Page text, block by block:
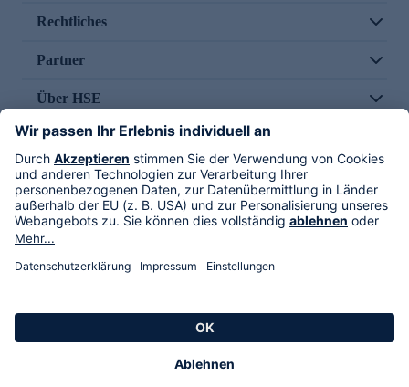
Rechtliches
Partner
Über HSE
Im TV
HSE International